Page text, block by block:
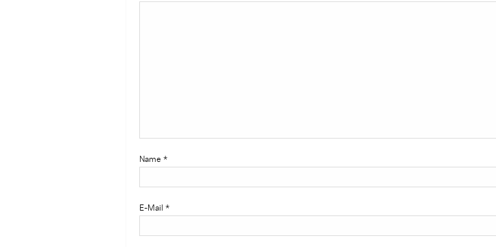
Name *
E-Mail *